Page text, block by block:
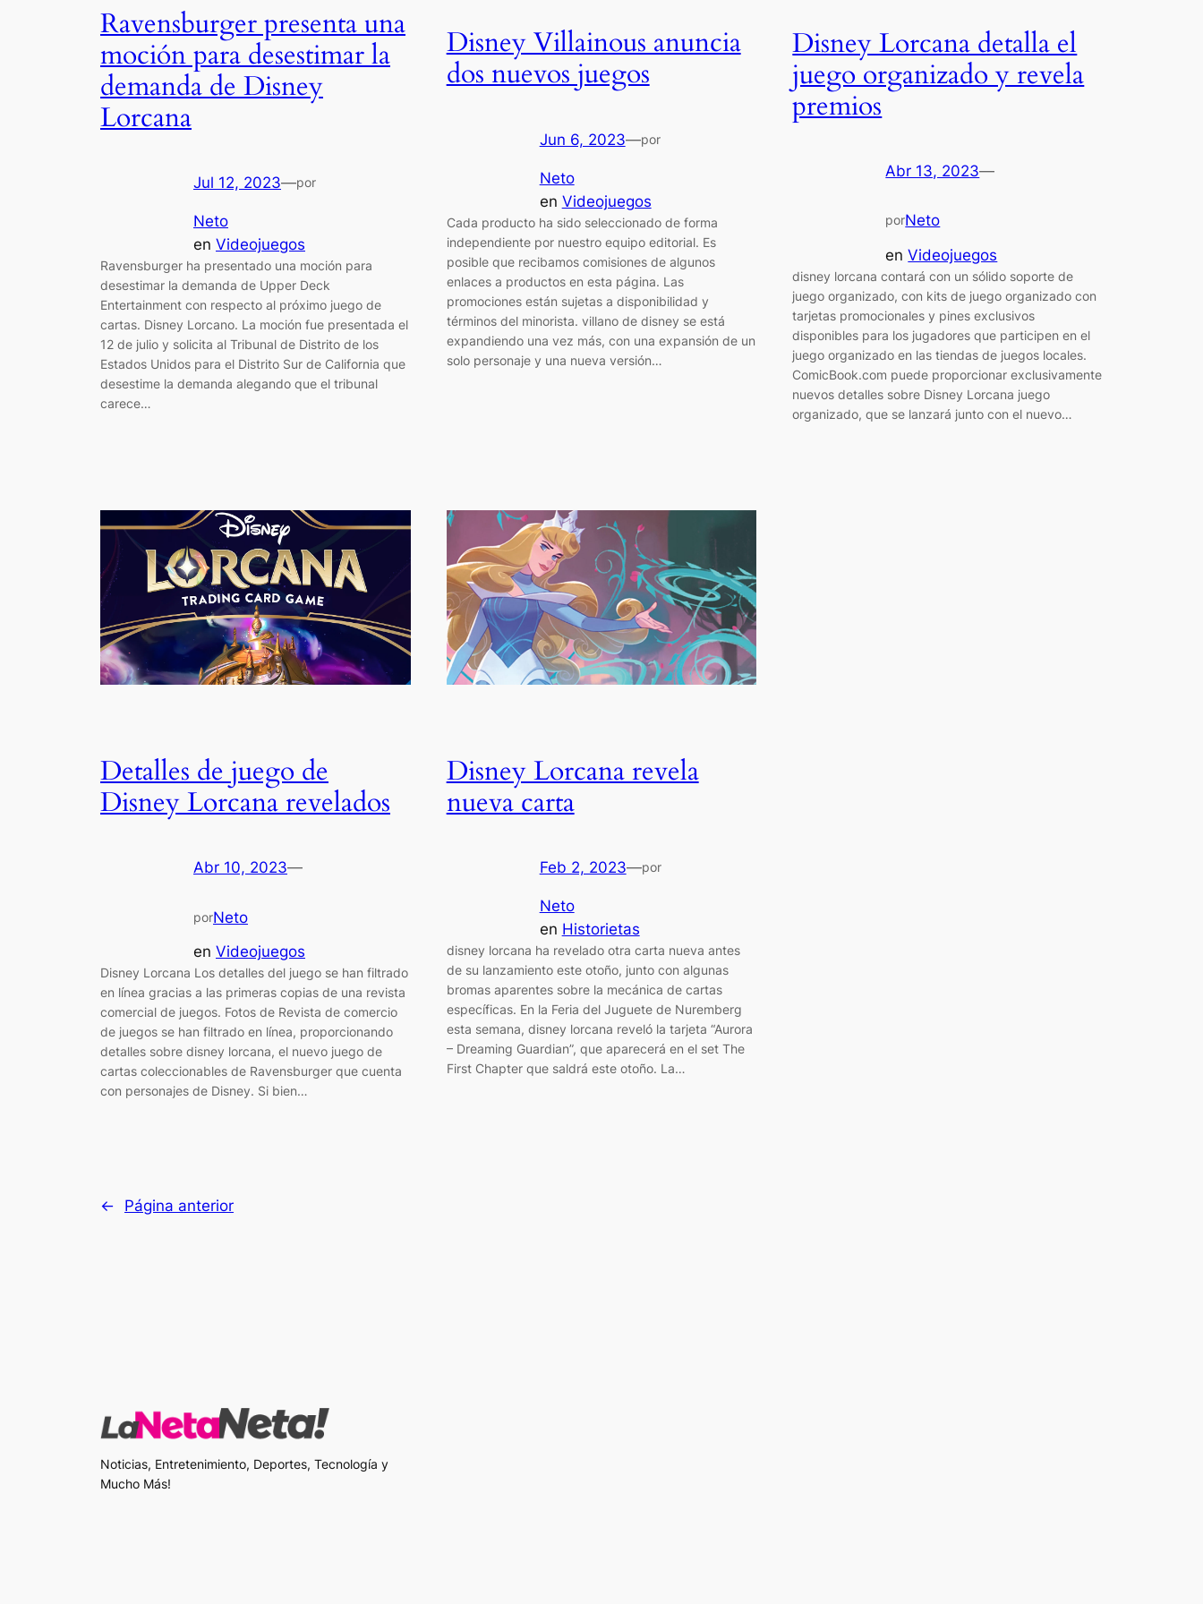
Ravensburger presenta una
moción para desestimar la
demanda de Disney
Lorcana
Jul 12, 2023—por
Neto
en Videojuegos
Ravensburger ha presentado una moción para
desestimar la demanda de Upper Deck
Entertainment con respecto al próximo juego de
cartas. Disney Lorcano. La moción fue presentada el
12 de julio y solicita al Tribunal de Distrito de los
Estados Unidos para el Distrito Sur de California que
desestime la demanda alegando que el tribunal
carece…
Disney Villainous anuncia
dos nuevos juegos
Jun 6, 2023—por
Neto
en Videojuegos
Cada producto ha sido seleccionado de forma
independiente por nuestro equipo editorial. Es
posible que recibamos comisiones de algunos
enlaces a productos en esta página. Las
promociones están sujetas a disponibilidad y
términos del minorista. villano de disney se está
expandiendo una vez más, con una expansión de un
solo personaje y una nueva versión…
Disney Lorcana detalla el
juego organizado y revela
premios
Abr 13, 2023—
porNeto
enVideojuegos
disney lorcana contará con un sólido soporte de
juego organizado, con kits de juego organizado con
tarjetas promocionales y pines exclusivos
disponibles para los jugadores que participen en el
juego organizado en las tiendas de juegos locales.
ComicBook.com puede proporcionar exclusivamente
nuevos detalles sobre Disney Lorcana juego
organizado, que se lanzará junto con el nuevo…
Detalles de juego de
Disney Lorcana revelados
Abr 10, 2023—
porNeto
en Videojuegos
Disney Lorcana Los detalles del juego se han filtrado
en línea gracias a las primeras copias de una revista
comercial de juegos. Fotos de Revista de comercio
de juegos se han filtrado en línea, proporcionando
detalles sobre disney lorcana, el nuevo juego de
cartas coleccionables de Ravensburger que cuenta
con personajes de Disney. Si bien…
Disney Lorcana revela
nueva carta
Feb 2, 2023—por
Neto
en Historietas
disney lorcana ha revelado otra carta nueva antes
de su lanzamiento este otoño, junto con algunas
bromas aparentes sobre la mecánica de cartas
específicas. En la Feria del Juguete de Nuremberg
esta semana, disney lorcana reveló la tarjeta “Aurora
– Dreaming Guardian”, que aparecerá en el set The
First Chapter que saldrá este otoño. La…
← Página anterior
Noticias, Entretenimiento, Deportes, Tecnología y
Mucho Más!